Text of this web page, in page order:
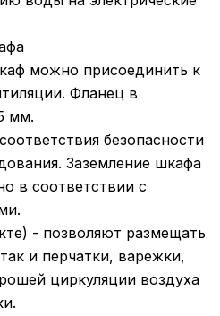
можно присоединить к
Фланец в
мм.
безопасности
Заземление шкафа
в соответствии с
- позволяют размещать
и перчатки, варежки,
циркуляции воздуха